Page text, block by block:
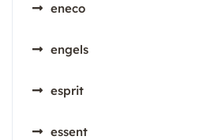
eneco
engels
esprit
essent